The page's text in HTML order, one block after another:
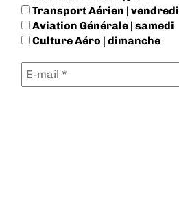
Transport Aérien | vendredi
Aviation Générale | samedi
Culture Aéro | dimanche